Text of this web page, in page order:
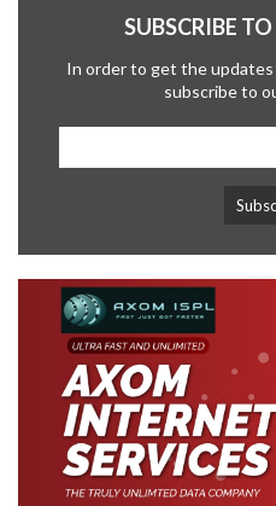
SUBSCRIBE
In order to get the
subscribe to